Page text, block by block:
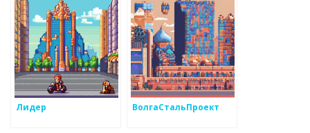
Лидер ВолгаСтальПроект